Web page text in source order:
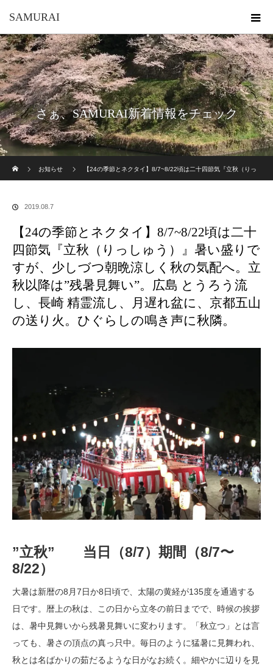
SAMURAI
さぁ、SAMURAI新着情報をチェック
お知らせ
【24の季節とネクタイ】8/7~8/22頃は二十四節気『立秋（りっ
2019.08.7
【24の季節とネクタイ】8/7~8/22頃は二十
四節気『立秋（りっしゅう）』暑い盛りで
すが、少しづつ朝晩涼しく秋の気配へ。立
秋以降は”残暑見舞い”。広島 とうろう流
し、長崎 精霊流し、月遅れ盆に、京都五山
の送り火。ひぐらしの鳴き声に秋隣。
”立秋” 当日（8/7）期間（8/7〜
8/22）
大暑は新暦の8月7日か8日頃で、太陽の黄経が135度を通過する
日です。暦上の秋は、この日から立冬の前日までで、時候の挨拶
は、暑中見舞いから残暑見舞いに変わります。「秋立つ」とは言
っても、暑さの頂点の真っ只中。毎日のように猛暑に見舞われ、
秋とは名ばかりの茹だるような日がなお続く。細やかに辺りを見